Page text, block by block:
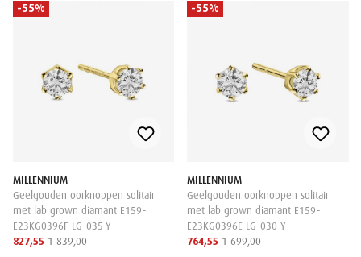
-55%
MILLENNIUM
Geelgouden oorknoppen solitair
met lab grown diamant E159-
E23KG0396F-LG-035-Y
827,55 1 839,00
-55%
MILLENNIUM
Geelgouden oorknoppen solitair
met lab grown diamant E159-
E23KG0396E-LG-030-Y
764,55 1 699,00